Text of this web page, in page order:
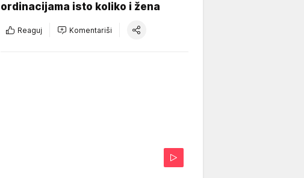
ordinacijama isto koliko i žena
Reaguj Komentariši